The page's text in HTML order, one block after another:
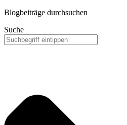
Blogbeiträge durchsuchen
Suche